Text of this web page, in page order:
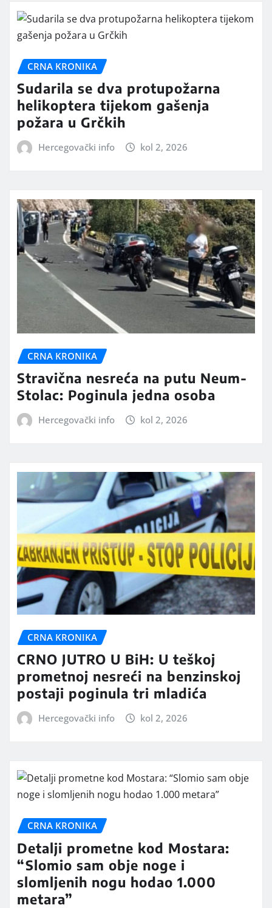
CRNA KRONIKA
Sudarila se dva protupožarna
helikoptera tijekom gašenja
požara u Grčkih
Hercegovački info kol 2, 2026
CRNA KRONIKA
Stravična nesreća na putu Neum-
Stolac: Poginula jedna osoba
Hercegovački info kol 2, 2026
CRNA KRONIKA
CRNO JUTRO U BiH: U teškoj
prometnoj nesreći na benzinskoj
postaji poginula tri mladića
Hercegovački info kol 2, 2026
CRNA KRONIKA
Detalji prometne kod Mostara:
“Slomio sam obje noge i
slomljenih nogu hodao 1.000
metara”